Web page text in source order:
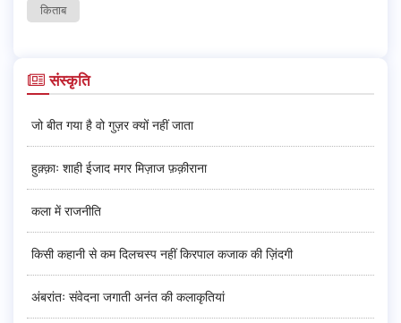
किताब
संस्कृति
जो बीत गया है वो गुज़र क्यों नहीं जाता
हुक़्क़ाः शाही ईजाद मगर मिज़ाज फ़क़ीराना
कला में राजनीति
किसी कहानी से कम दिलचस्प नहीं किरपाल कजाक की ज़िंदगी
अंबरांतः संवेदना जगाती अनंत की कलाकृतियां